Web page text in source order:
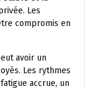
Les
compromis en
avoir un
Les rythmes
accrue, un